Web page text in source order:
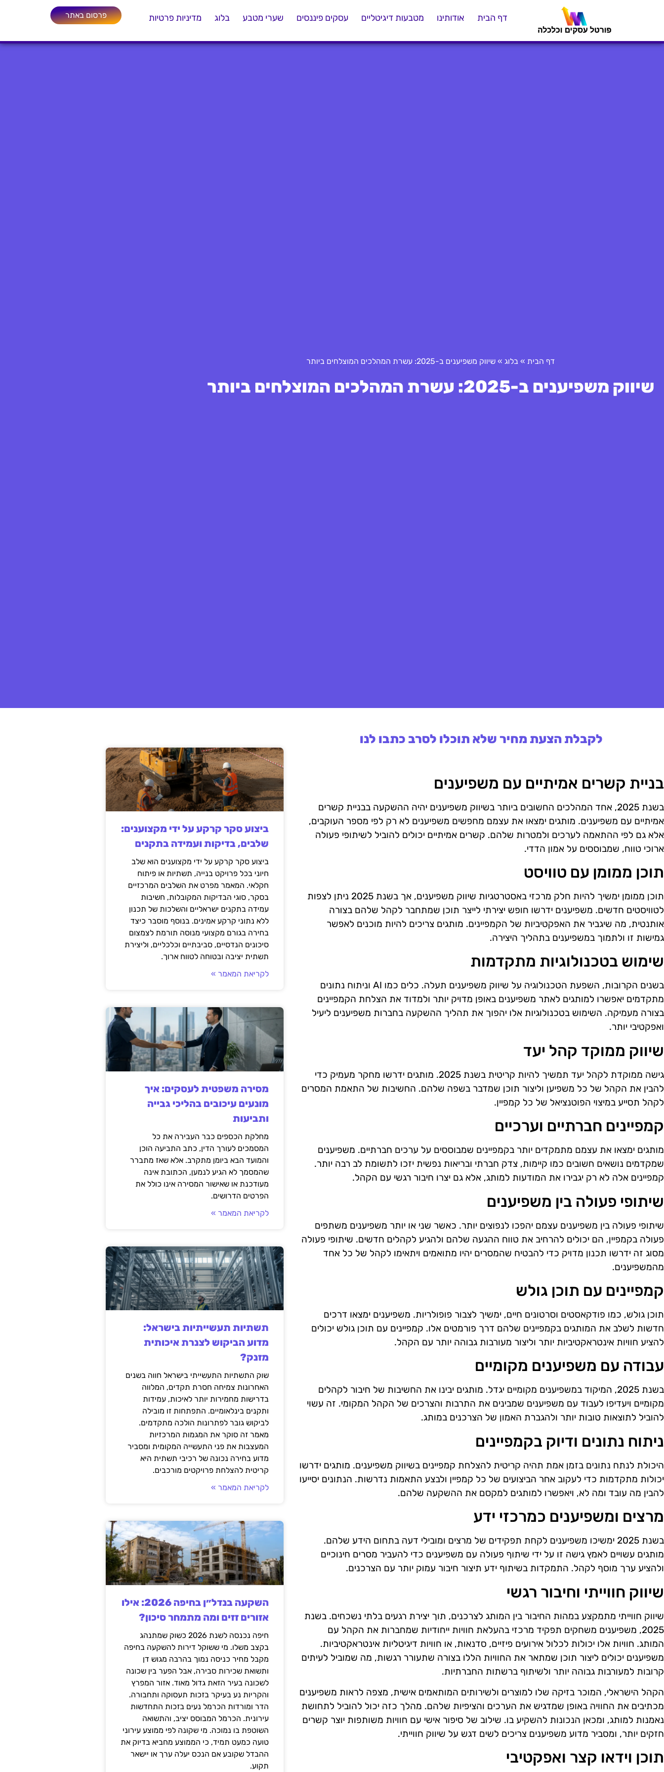
דף הבית אודותינו מטבעות דיגיטליים עסקים פיננסים שערי מטבע בלוג מדיניות פרטיות פרסום באתר
דף הבית » בלוג »שיווק משפיענים ב-2025: עשרת המהלכים המוצלחים ביותר
שיווק משפיענים ב-2025: עשרת המהלכים המוצלחים ביותר
לקבלת הצעת מחיר שלא תוכלו לסרב כתבו לנו
בניית קשרים אמיתיים עם משפיענים
בשנת 2025, אחד המהלכים החשובים ביותר בשיווק משפיענים יהיה ההשקעה בבניית קשרים
אמיתיים עם משפיענים. מותגים ימצאו את עצמם מחפשים משפיענים לא רק לפי מספר העוקבים,
אלא גם לפי ההתאמה לערכים ולמטרות שלהם. קשרים אמיתיים יכולים להוביל לשיתופי פעולה
ארוכי טווח, שמבוססים על אמון הדדי.
תוכן ממומן עם טוויסט
תוכן ממומן ימשיך להיות חלק מרכזי באסטרטגיות שיווק משפיענים, אך בשנת 2025 ניתן לצפות
לטוויסטים חדשים. משפיענים ידרשו חופש יצירתי לייצר תוכן שמתחבר לקהל שלהם בצורה
אותנטית, מה שיגביר את האפקטיביות של הקמפיינים. מותגים צריכים להיות מוכנים לאפשר
גמישות זו ולתמוך במשפיענים בתהליך היצירה.
שימוש בטכנולוגיות מתקדמות
בשנים הקרובות, השפעת הטכנולוגיה על שיווק משפיענים תעלה. כלים כמו AI וניתוח נתונים
מתקדמים יאפשרו למותגים לאתר משפיענים באופן מדויק יותר ולמדוד את הצלחת הקמפיינים
בצורה מעמיקה. השימוש בטכנולוגיות אלו יהפוך את תהליך ההשקעה בחברות משפיענים ליעיל
ואפקטיבי יותר.
שיווק ממוקד קהל יעד
גישה ממוקדת לקהל יעד תמשיך להיות קריטית בשנת 2025. מותגים ידרשו מחקר מעמיק כדי
להבין את הקהל של כל משפיען וליצור תוכן שמדבר בשפה שלהם. החשיבות של התאמת המסרים
לקהל תסייע במיצוי הפוטנציאל של כל קמפיין.
קמפיינים חברתיים וערכיים
מותגים ימצאו את עצמם מתמקדים יותר בקמפיינים שמבוססים על ערכים חברתיים. משפיענים
שמקדמים נושאים חשובים כמו קיימות, צדק חברתי ובריאות נפשית יזכו לתשומת לב רבה יותר.
קמפיינים אלה לא רק יגבירו את המודעות למותג, אלא גם יצרו חיבור רגשי עם הקהל.
שיתופי פעולה בין משפיענים
שיתופי פעולה בין משפיענים עצמם יהפכו לנפוצים יותר. כאשר שני או יותר משפיענים משתפים
פעולה בקמפיין, הם יכולים להרחיב את טווח ההגעה שלהם ולהגיע לקהלים חדשים. שיתופי פעולה
מסוג זה ידרשו תכנון מדויק כדי להבטיח שהמסרים יהיו מתואמים ויתאימו לקהל של כל אחד
מהמשפיענים.
קמפיינים עם תוכן גולש
תוכן גולש, כמו פודקאסטים וסרטונים חיים, ימשיך לצבור פופולריות. משפיענים ימצאו דרכים
חדשות לשלב את המותגים בקמפיינים שלהם דרך פורמטים אלו. קמפיינים עם תוכן גולש יכולים
להציע חוויות אינטראקטיביות יותר וליצור מעורבות גבוהה יותר עם הקהל.
עבודה עם משפיענים מקומיים
בשנת 2025, המיקוד במשפיענים מקומיים יגדל. מותגים יבינו את החשיבות של חיבור לקהלים
מקומיים ויעדיפו לעבוד עם משפיענים שמבינים את התרבות והצרכים של הקהל המקומי. זה עשוי
להוביל לתוצאות טובות יותר ולהגברת האמון של הצרכנים במותג.
ניתוח נתונים ודיוק בקמפיינים
היכולת לנתח נתונים בזמן אמת תהיה קריטית להצלחת קמפיינים בשיווק משפיענים. מותגים ידרשו
יכולות מתקדמות כדי לעקוב אחר הביצועים של כל קמפיין ולבצע התאמות נדרשות. הנתונים יסייעו
להבין מה עובד ומה לא, ויאפשרו למותגים למקסם את ההשקעה שלהם.
מרצים ומשפיענים כמרכזי ידע
בשנת 2025 ימשיכו משפיענים לקחת תפקידים של מרצים ומובילי דעה בתחום הידע שלהם.
מותגים עשויים לאמץ גישה זו על ידי שיתוף פעולה עם משפיענים כדי להעביר מסרים חינוכיים
ולהציע ערך מוסף לקהל. התמקדות בשיתוף ידע תיצור חיבור עמוק יותר עם הצרכנים.
שיווק חווייתי וחיבור רגשי
שיווק חווייתי מתמקצע במהות החיבור בין המותג לצרכנים, תוך יצירת רגעים בלתי נשכחים. בשנת
2025, משפיענים משחקים תפקיד מרכזי בהעלאת חוויות ייחודיות שמחברות את הקהל עם
המותג. חוויות אלו יכולות לכלול אירועים פיזיים, סדנאות, או חוויות דיגיטליות אינטראקטיביות.
משפיענים יכולים ליצור תוכן שמתאר את החוויות הללו בצורה שתעורר רגשות, מה שמוביל לעיתים
קרובות למעורבות גבוהה יותר ולשיתוף ברשתות החברתיות.
הקהל הישראלי, המוכר בזיקה שלו למוצרים ולשירותים המותאמים אישית, מצפה לראות משפיענים
מכתיבים את החוויה באופן שמדגיש את הערכים והציפיות שלהם. מהלך כזה יכול להוביל לתחושת
נאמנות למותג, ומכאן הנכונות להשקיע בו. שילוב של סיפור אישי עם חוויות משותפות יוצר קשרים
חזקים יותר, ומסביר מדוע משפיענים צריכים לשים דגש על שיווק חווייתי.
תוכן וידאו קצר ואפקטיבי
ביצוע סקר קרקע על ידי מקצוענים:
שלבים, בדיקות ועמידה בתקנים
ביצוע סקר קרקע על ידי מקצוענים הוא שלב
חיוני בכל פרויקט בנייה, תשתיות או פיתוח
חקלאי. המאמר מפרט את השלבים המרכזיים
בסקר, סוגי הבדיקות המקובלות, חשיבות
עמידה בתקנים ישראליים והשלכות של תכנון
ללא נתוני קרקע אמינים. בנוסף מוסבר כיצד
בחירה בגורם מקצועי מנוסה תורמת לצמצום
סיכונים הנדסיים, סביבתיים וכלכליים, וליצירת
תשתית יציבה ובטוחה לטווח ארוך.
לקריאת המאמר »
מסירה משפטית לעסקים: איך
מונעים עיכובים בהליכי גבייה
ותביעות
מחלקת הכספים כבר העבירה את כל
המסמכים לעורך הדין, כתב התביעה הוכן
והמועד הבא ביומן מתקרב. אלא שאז מתברר
שהמסמך לא הגיע לנמען, הכתובת אינה
מעודכנת או שאישור המסירה אינו כולל את
הפרטים הדרושים.
לקריאת המאמר »
תשתיות תעשייתיות בישראל:
מדוע הביקוש לצנרת איכותית
מזנק?
שוק התשתיות התעשייתי בישראל חווה בשנים
האחרונות צמיחה חסרת תקדים, המלווה
בדרישות מחמירות יותר לאיכות, עמידות
ותקנים בינלאומיים. התפתחות זו מובילה
לביקוש גובר לפתרונות הולכה מתקדמים.
מאמר זה סוקר את המגמות המרכזיות
המעצבות את פני התעשייה המקומית ומסביר
מדוע בחירה נכונה של רכיבי תשתית היא
קריטית להצלחת פרויקטים מורכבים.
לקריאת המאמר »
השקעה בנדל״ן בחיפה 2026: אילו
אזורים זזים ומה מתמחר סיכון?
חיפה נכנסה לשנת 2026 כשוק שמתנהג
בקצב משלו. מי ששוקל דירות להשקעה בחיפה
מקבל מחיר כניסה נמוך בהרבה מגוש דן
ותשואת שכירות סבירה, אבל הפער בין שכונה
לשכונה בעיר הזאת גדול מאוד. אזור המפרץ
והקריות נע בעיקר בזכות תעסוקה ותחבורה.
הדר ומורדות הכרמל נעים בזכות התחדשות
עירונית. הכרמל המבוסס יציב, והתשואה
השוטפת בו נמוכה. מי שקונה לפי ממוצע עירוני
טועה כמעט תמיד, כי הממוצע מחביא בדיוק את
ההבדל שקובע אם הנכס יעלה ערך או יישאר
תקוע.